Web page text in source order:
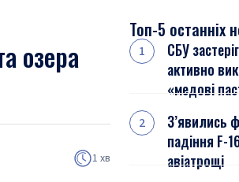
озера
1 хв
Топ-5 останніх
СБУ
активно
«медові
З’явились
падіння F-
авіатрощі